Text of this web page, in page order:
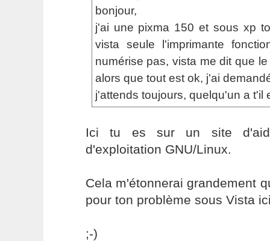
bonjour,
j'ai une pixma 150 et sous xp
vista seule l'imprimante
numérise pas, vista me dit que
alors que tout est ok, j'ai
j'attends toujours, quelqu'un a t'il
Ici tu es sur un site
d'exploitation GNU/Linux.
Cela m'étonnerai grandement
pour ton problème sous Vista
;-)